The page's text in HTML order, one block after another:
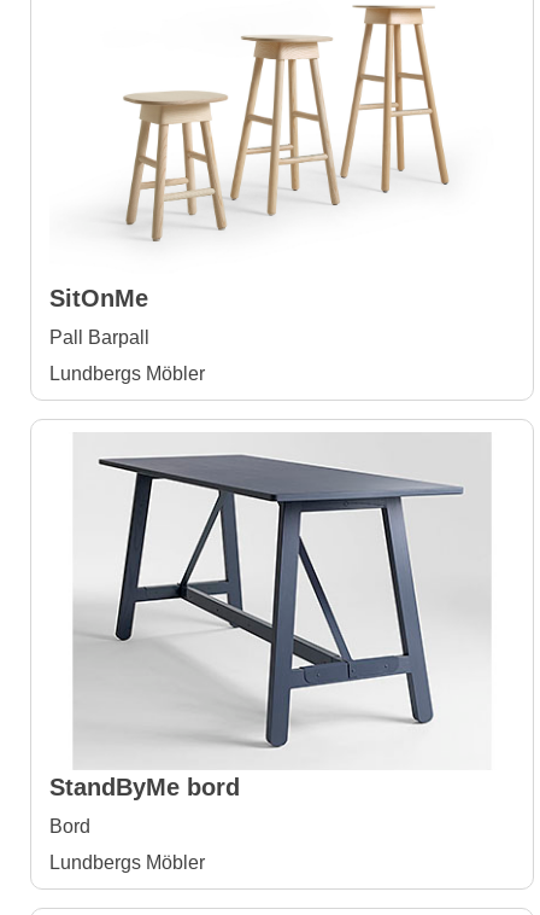
SitOnMe
Pall Barpall
Lundbergs Möbler
StandByMe bord
Bord
Lundbergs Möbler